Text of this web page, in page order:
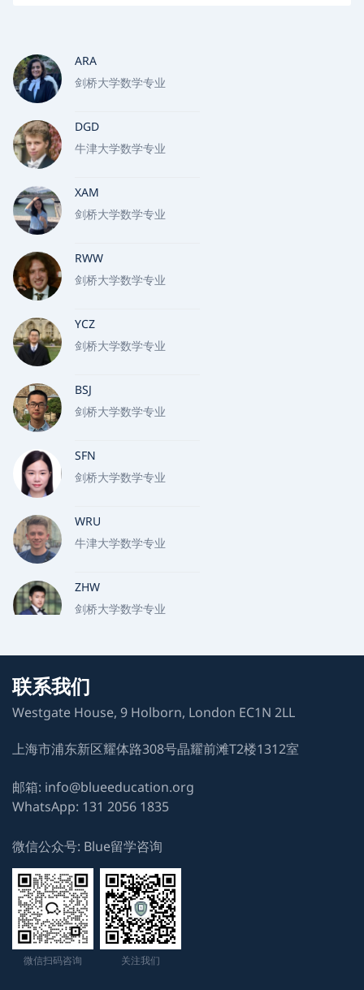
ARA
剑桥大学数学专业
DGD
牛津大学数学专业
XAM
剑桥大学数学专业
RWW
剑桥大学数学专业
YCZ
剑桥大学数学专业
BSJ
剑桥大学数学专业
SFN
剑桥大学数学专业
WRU
牛津大学数学专业
ZHW
剑桥大学数学专业
HDY
剑桥大学自然科学专业
LAB
剑桥大学自然科学专业
YNY
剑桥大学自然科学专业
NHR
牛津大学生物化学专业
XLC
剑桥大学兽医专业
联系我们
Westgate House, 9 Holborn, London EC1N 2LL
上海市浦东新区耀体路308号晶耀前滩T2楼1312室
邮箱: info@blueeducation.org
WhatsApp: 131 2056 1835
微信公众号: Blue留学咨询
微信扫码咨询 关注我们